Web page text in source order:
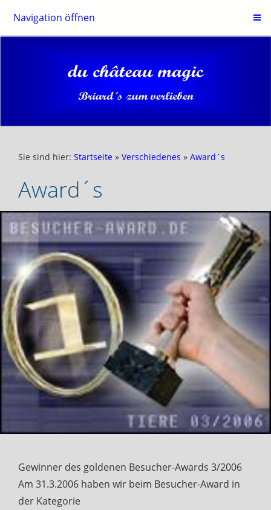
Navigation öffnen
Sie sind hier: Startseite » Verschiedenes » Award´s
Award´s
Gewinner des goldenen Besucher-Awards 3/2006
Am 31.3.2006 haben wir beim Besucher-Award in
der Kategorie